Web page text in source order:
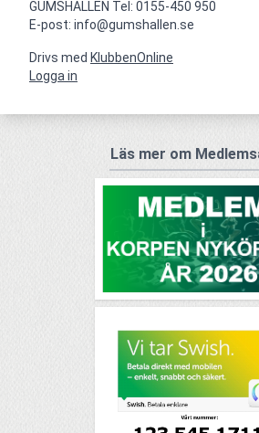
GUMSHALLEN Tel: 0155-450 950
E-post: info@gumshallen.se
Drivs med KlubbenOnline
Logga in
Läs mer om